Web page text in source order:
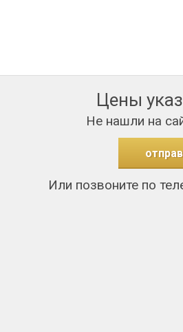
Цены
Не нашли на
Или позвоните по